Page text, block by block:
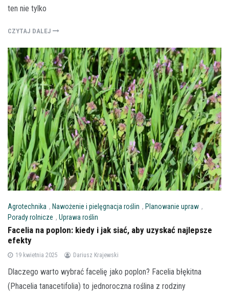
ten nie tylko
CZYTAJ DALEJ
Agrotechnika , Nawożenie i pielęgnacja roślin , Planowanie upraw ,
Porady rolnicze , Uprawa roślin
Facelia na poplon: kiedy i jak siać, aby uzyskać najlepsze
efekty
19 kwietnia 2025 Dariusz Krajewski
Dlaczego warto wybrać facelię jako poplon? Facelia błękitna
(Phacelia tanacetifolia) to jednoroczna roślina z rodziny